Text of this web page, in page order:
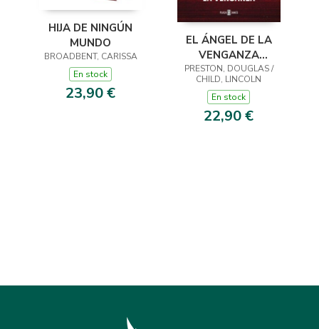
HIJA DE NINGÚN
MUNDO
BROADBENT, CARISSA
En stock
23,90 €
EL ÁNGEL DE LA
VENGANZA
(INSPECTOR
PENDERGAST 22)
PRESTON, DOUGLAS /
CHILD, LINCOLN
En stock
22,90 €